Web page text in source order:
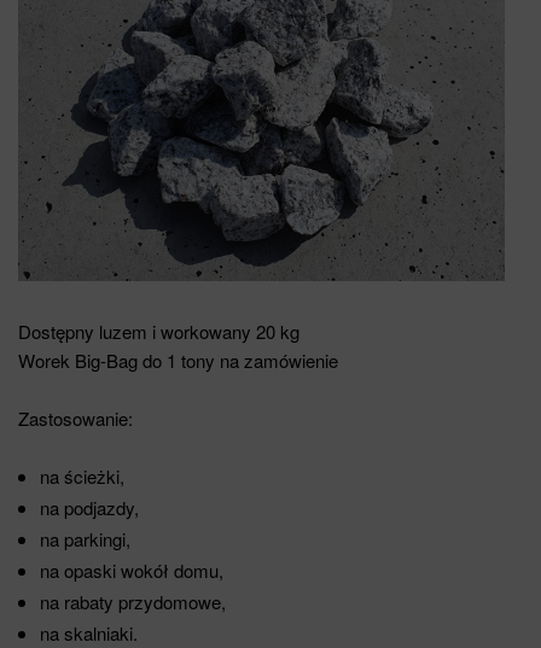
Dostępny luzem i workowany 20 kg
Worek Big-Bag do 1 tony na zamówienie
Zastosowanie:
na ścieżki,
na podjazdy,
na parkingi,
na opaski wokół domu,
na rabaty przydomowe,
na skalniaki.